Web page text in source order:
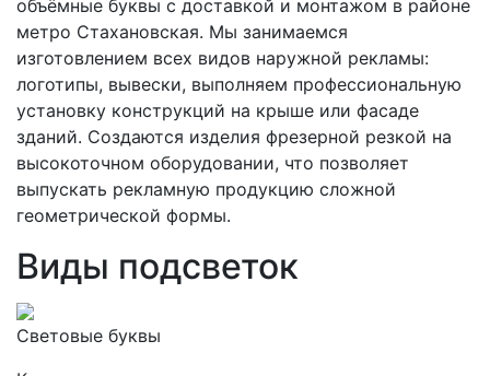
объёмные буквы с доставкой и монтажом в районе
метро Стахановская. Мы занимаемся
изготовлением всех видов наружной рекламы:
логотипы, вывески, выполняем профессиональную
установку конструкций на крыше или фасаде
зданий. Создаются изделия фрезерной резкой на
высокоточном оборудовании, что позволяет
выпускать рекламную продукцию сложной
геометрической формы.
Виды подсветок
Световые буквы